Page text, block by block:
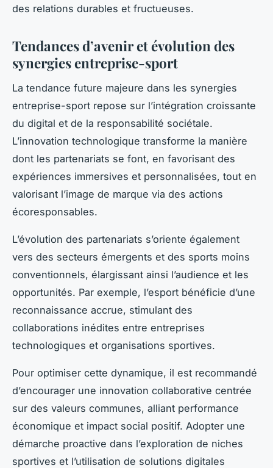
des relations durables et fructueuses.
Tendances d’avenir et évolution des
synergies entreprise-sport
La tendance future majeure dans les synergies
entreprise-sport repose sur l’intégration croissante
du digital et de la responsabilité sociétale.
L’innovation technologique transforme la manière
dont les partenariats se font, en favorisant des
expériences immersives et personnalisées, tout en
valorisant l’image de marque via des actions
écoresponsables.
L’évolution des partenariats s’oriente également
vers des secteurs émergents et des sports moins
conventionnels, élargissant ainsi l’audience et les
opportunités. Par exemple, l’esport bénéficie d’une
reconnaissance accrue, stimulant des
collaborations inédites entre entreprises
technologiques et organisations sportives.
Pour optimiser cette dynamique, il est recommandé
d’encourager une innovation collaborative centrée
sur des valeurs communes, alliant performance
économique et impact social positif. Adopter une
démarche proactive dans l’exploration de niches
sportives et l’utilisation de solutions digitales